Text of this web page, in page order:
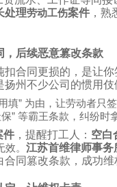
处理劳动工伤案件 ，
，后续恶意篡改条款
扣合同更损的，是让
扬州不少公司的惯用伎
填” 为由，让劳动者只
” 等霸王条款，纠纷时
件 ，提醒打工人： 空白
。 江苏首维律师事
同篡改条款，成功维